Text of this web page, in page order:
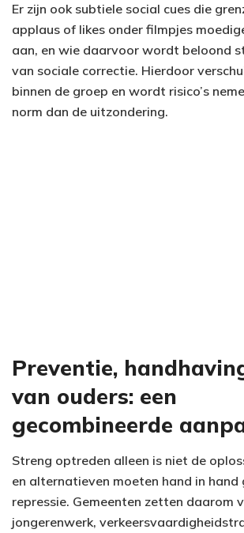
Er zijn ook subtiele social cues die
applaus of likes onder filmpjes
aan, en wie daarvoor wordt beloond
van sociale correctie. Hierdoor
binnen de groep en wordt risico’s
norm dan de uitzondering.
Preventie,
van ouders: een
gecombineerde
Streng optreden alleen is niet de
en alternatieven moeten hand in hand
repressie. Gemeenten zetten daarom
jongerenwerk,